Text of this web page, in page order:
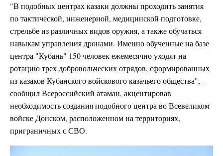
"В подобных центрах казаки должны проходить занятия
по тактической, инженерной, медицинской подготовке,
стрельбе из различных видов оружия, а также обучаться
навыкам управления дронами. Именно обученные на базе
центра "Кубань" 150 человек ежемесячно уходят на
ротацию трех добровольческих отрядов, сформированных
из казаков Кубанского войскового казачьего общества", –
сообщил Всероссийский атаман, акцентировав
необходимость создания подобного центра во Всевеликом
войске Донском, расположенном на территориях,
приграничных с СВО.